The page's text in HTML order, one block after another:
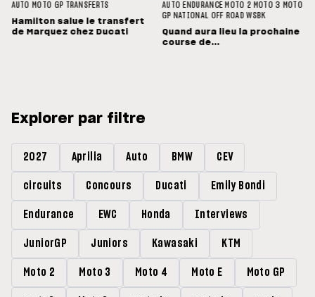
AUTO MOTO GP TRANSFERTS
Hamilton salue le transfert
de Marquez chez Ducati
AUTO ENDURANCE MOTO 2 MOTO 3 MOTO
GP NATIONAL OFF ROAD WSBK
Quand aura lieu la prochaine
course de...
Explorer par filtre
2027 Aprilia Auto BMW CEV
circuits Concours Ducati Emily Bondi
Endurance EWC Honda Interviews
JuniorGP Juniors Kawasaki KTM
Moto 2 Moto 3 Moto 4 Moto E Moto GP